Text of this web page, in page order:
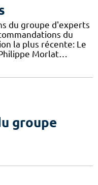
du groupe d'experts
du
la plus récente: Le
Philippe Morlat…
groupe